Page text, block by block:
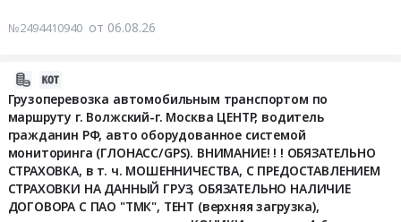
3
№2494410940 от 06.08.26
Грузоперевозка автомобильным транспортом по
маршруту г. Волжский-г. Москва ЦЕНТР, водитель
гражданин РФ, авто оборудованное системой
мониторинга (ГЛОНАСС/GPS). ВНИМАНИЕ! ! ! ОБЯЗАТЕЛЬНО
СТРАХОВКА, в т. ч. МОШЕННИЧЕСТВА, С ПРЕДОСТАВЛЕНИЕМ
СТРАХОВКИ НА ДАННЫЙ ГРУЗ, ОБЯЗАТЕЛЬНО НАЛИЧИЕ
ДОГОВОРА С ПАО "ТМК", ТЕНТ (верхняя загрузка),